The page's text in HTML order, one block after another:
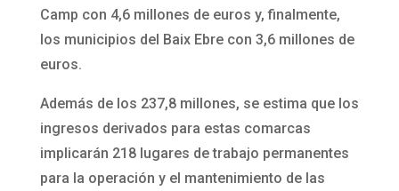
Camp con 4,6 millones de euros y, finalmente,
los municipios del Baix Ebre con 3,6 millones de
euros.
Además de los 237,8 millones, se estima que los
ingresos derivados para estas comarcas
implicarán 218 lugares de trabajo permanentes
para la operación y el mantenimiento de las